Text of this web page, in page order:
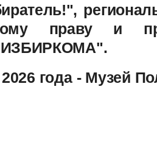
праву и
ИЗБИРКОМА".
года - Музей